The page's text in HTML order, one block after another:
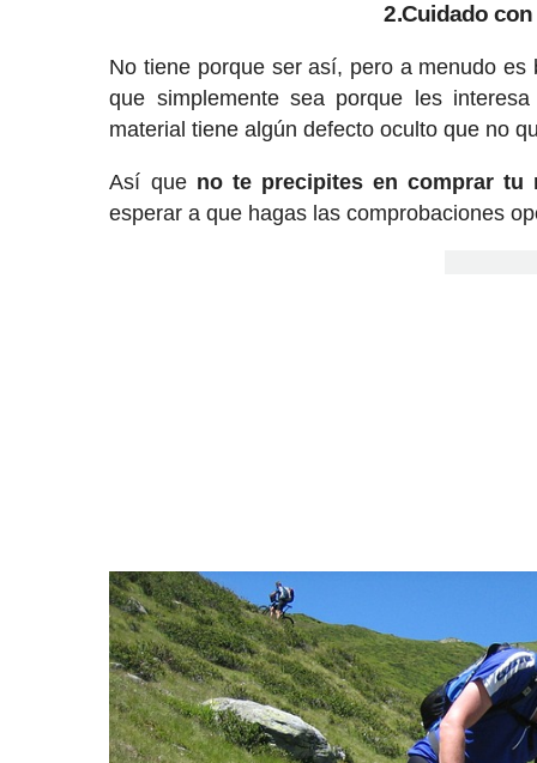
2.Cuidado
No tiene porque ser así, pero a menudo
que simplemente sea porque les
material tiene algún defecto oculto que no
Así que no te precipites en comprar
esperar a que hagas las comprobaciones